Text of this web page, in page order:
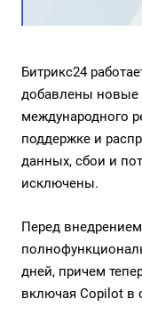
Битрикс24
добавлены новые
международного
поддержке и
данных, сбои и
исключены.
Перед
дней, причем
включая Copilot в